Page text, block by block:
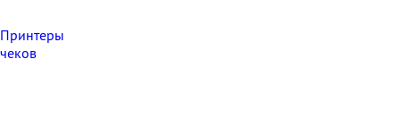
Принтеры
чеков